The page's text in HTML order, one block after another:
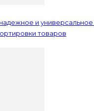
и
товаров